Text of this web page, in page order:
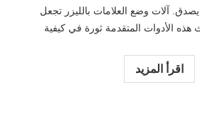
آلات وضع العلامات بالليزر تجعل
الأدوات المتقدمة ثورة في كيفية
بالليزر في التصنيع
اقرأ المزيد